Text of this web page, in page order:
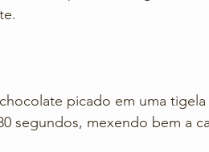
picado em uma
segundos, mexendo bem a